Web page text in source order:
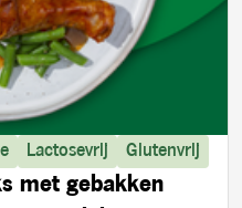
Lactosevrij Glutenvrij
met gebakken